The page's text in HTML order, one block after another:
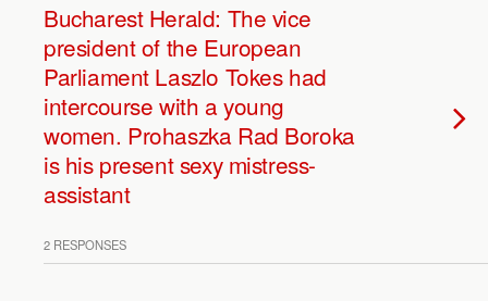
Bucharest Herald: The vice
president of the European
Parliament Laszlo Tokes had
intercourse with a young
women. Prohaszka Rad Boroka
is his present sexy mistress-
assistant
2 RESPONSES